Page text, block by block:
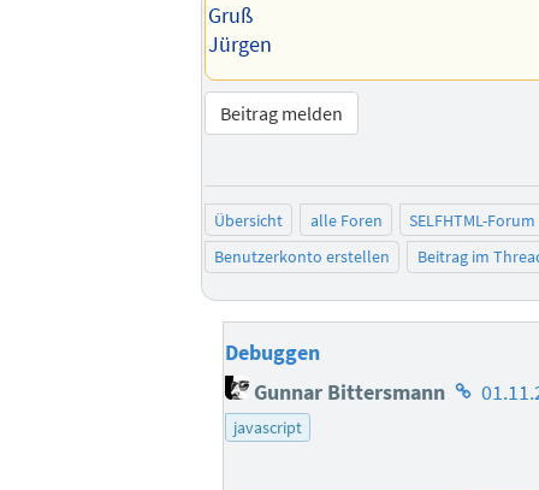
Gruß
Jürgen
Beitrag melden
Übersicht alle Foren
SELFHTML-Forum
Benutzerkonto erstellen
Beitrag im
Debuggen
Gunnar Bittersmann
javascript